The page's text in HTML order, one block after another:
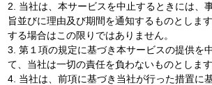
2. 当社は、本サービスを中止するときには、
旨並びに理由及び期間を通知するものとしま
する場合はこの限りではありません。
3. 第１項の規定に基づき本サービスの提供を
て、当社は一切の責任を負わないものとします
4. 当社は、前項に基づき当社が行った措置に